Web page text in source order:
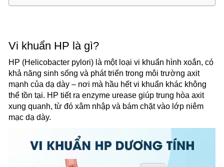
Vi khuẩn HP là gì?
HP (Helicobacter pylori) là một loại vi khuẩn hình xoắn, có
khả năng sinh sống và phát triển trong môi trường axit
mạnh của dạ dày – nơi mà hầu hết vi khuẩn khác không
thể tồn tại. HP tiết ra enzyme urease giúp trung hòa axit
xung quanh, từ đó xâm nhập và bám chặt vào lớp niêm
mạc dạ dày.